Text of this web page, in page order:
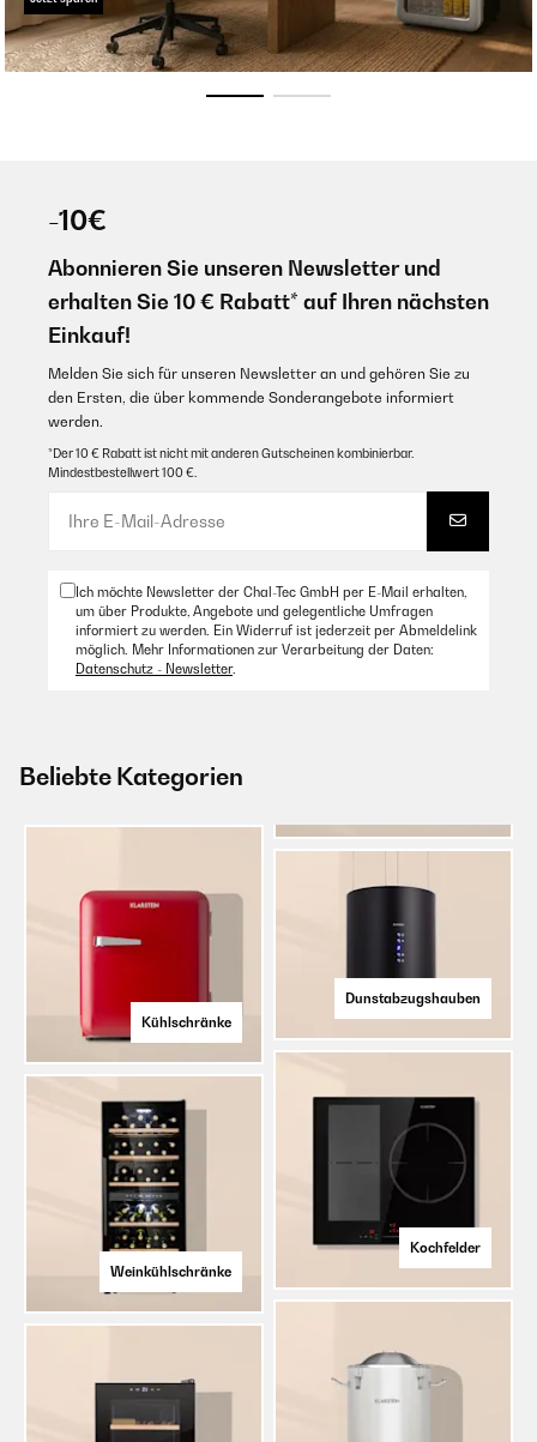
-10€
Abonnieren Sie unseren Newsletter und
erhalten Sie 10 € Rabatt* auf Ihren nächsten
Einkauf!
Melden Sie sich für unseren Newsletter an und gehören Sie zu
den Ersten, die über kommende Sonderangebote informiert
werden.
*Der 10 € Rabatt ist nicht mit anderen Gutscheinen kombinierbar.
Mindestbestellwert 100 €.
Ich möchte Newsletter der Chal-Tec GmbH per E-Mail erhalten,
um über Produkte, Angebote und gelegentliche Umfragen
informiert zu werden. Ein Widerruf ist jederzeit per Abmeldelink
möglich. Mehr Informationen zur Verarbeitung der Daten:
Datenschutz - Newsletter.
Beliebte Kategorien
Kühlschränke
Weinkühlschränke
Dunstabzugshauben
Kochfelder